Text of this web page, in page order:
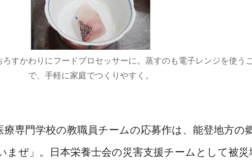
すかわりにフードプロセッサーに。蒸すのも電子レンジを使う
で、手軽に家庭でつくりやすく。
専門学校の教職員チームの応募作は、能登地方の
まぜ」。日本栄養士会の災害支援チームとして被災